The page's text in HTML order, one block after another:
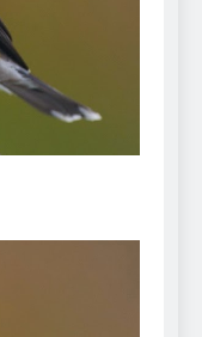
Fetch?
Them!
Need to